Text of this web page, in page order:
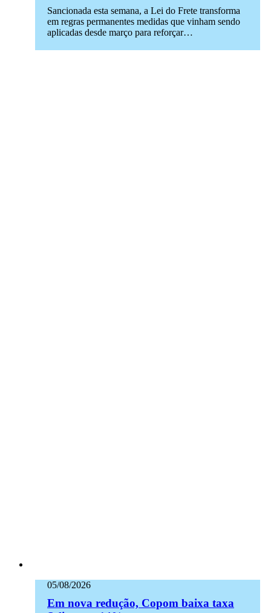
Sancionada esta semana, a Lei do Frete transforma
em regras permanentes medidas que vinham sendo
aplicadas desde março para reforçar…
05/08/2026
Em nova redução, Copom baixa taxa